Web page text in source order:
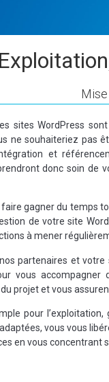
sites WordPress
ne souhaiteriez pas
et
donc soin de
gagner du temps
de votre site
à mener
partenaires et
vous
projet et vous
pour
vous vous
en vous concentrant